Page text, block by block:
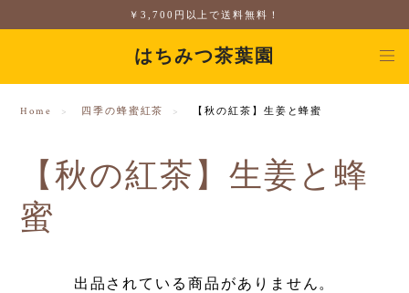
￥3,700円以上で送料無料！
はちみつ茶葉園
Home 四季の蜂蜜紅茶 【秋の紅茶】生姜と蜂蜜
【秋の紅茶】生姜と蜂
蜜
出品されている商品がありません。